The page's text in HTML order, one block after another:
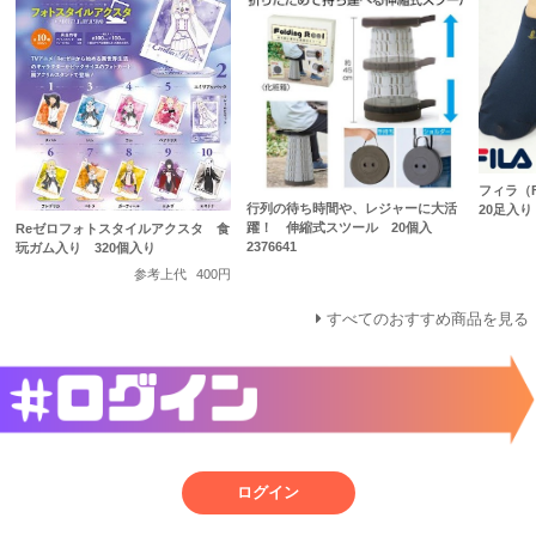
Reゼロフォトスタイルアクスタ 食
玩ガム入り 320個入り
参考上代
400円
行列の待ち時間や、レジャーに大活
躍！ 伸縮式スツール 20個入
2376641
フィラ
20足入り
すべてのおすすめ商品を見る
ログイン